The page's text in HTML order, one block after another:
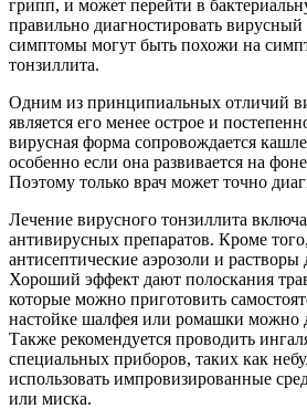
грипп, и может перейти в
правильно диагностировать вирусный
симптомы могут быть похожи на
тонзиллита.
Одним из принципиальных отличий
является его менее острое и
вирусная форма сопровождается
особенно если она развивается на
Поэтому только врач может точно
Лечение вирусного тонзиллита
антивирусных препаратов. Кроме
антисептические аэрозоли и растворы
Хороший эффект дают полоскания
которые можно приготовить
настойке шалфея или ромашки можно
Также рекомендуется проводить
специальных приборов, таких как
использовать импровизированные
или миска.